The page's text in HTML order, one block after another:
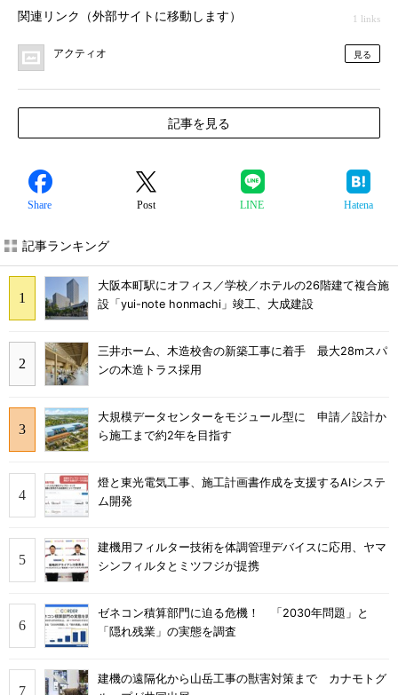
関連リンク（外部サイトに移動します） 1 links
アクティオ 見る
記事を見る
Share Post LINE Hatena
記事ランキング
大阪本町駅にオフィス／学校／ホテルの26階建て複合施
設「yui-note honmachi」竣工、大成建設
三井ホーム、木造校舎の新築工事に着手 最大28mスパ
ンの木造トラス採用
大規模データセンターをモジュール型に 申請／設計か
ら施工まで約2年を目指す
燈と東光電気工事、施工計画書作成を支援するAIシステ
ム開発
建機用フィルター技術を体調管理デバイスに応用、ヤマ
シンフィルタとミツフジが提携
ゼネコン積算部門に迫る危機！ 「2030年問題」と
「隠れ残業」の実態を調査
建機の遠隔化から山岳工事の獣害対策まで カナモトグ